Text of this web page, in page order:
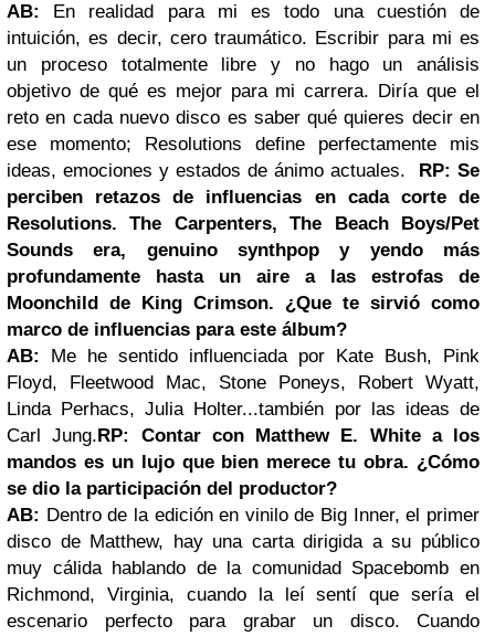
AB:
En realidad para mi es todo una cuestión de
intuición, es decir, cero traumático. Escribir para mi es
un proceso totalmente libre y no hago un análisis
objetivo de qué es mejor para mi carrera. Diría que el
reto en cada nuevo disco es saber qué quieres decir en
ese momento; Resolutions define perfectamente mis
ideas, emociones y estados de ánimo actuales. RP: Se
perciben retazos de influencias en cada corte de
Resolutions. The Carpenters, The Beach Boys/Pet
Sounds era, genuino synthpop y yendo más
profundamente hasta un aire a las estrofas de
Moonchild de King Crimson. ¿Que te sirvió como
marco de influencias para este álbum?
AB:
Me he sentido influenciada por Kate Bush, Pink
Floyd, Fleetwood Mac, Stone Poneys, Robert Wyatt,
Linda Perhacs, Julia Holter...también por las ideas de
Carl Jung.RP: Contar con Matthew E. White a los
mandos es un lujo que bien merece tu obra. ¿Cómo
se dio la participación del productor?
AB: Dentro de la edición en vinilo de Big Inner, el primer
disco de Matthew, hay una carta dirigida a su público
muy cálida hablando de la comunidad Spacebomb en
Richmond, Virginia, cuando la leí sentí que sería el
escenario perfecto para grabar un disco. Cuando